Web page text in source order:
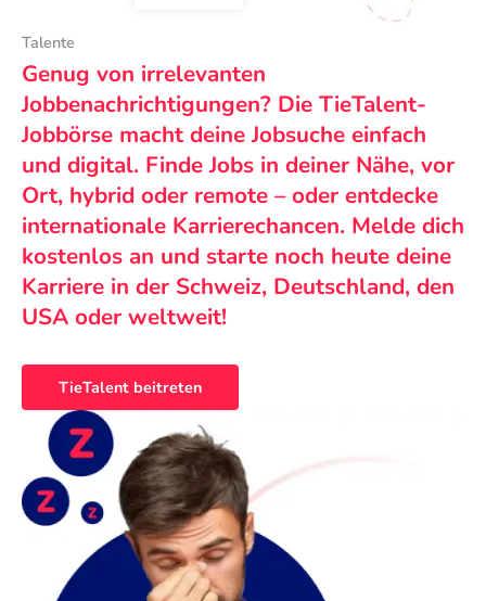
Talente
Genug von irrelevanten
Jobbenachrichtigungen? Die TieTalent-
Jobbörse macht deine Jobsuche einfach
und digital. Finde Jobs in deiner Nähe, vor
Ort, hybrid oder remote – oder entdecke
internationale Karrierechancen. Melde dich
kostenlos an und starte noch heute deine
Karriere in der Schweiz, Deutschland, den
USA oder weltweit!
TieTalent beitreten